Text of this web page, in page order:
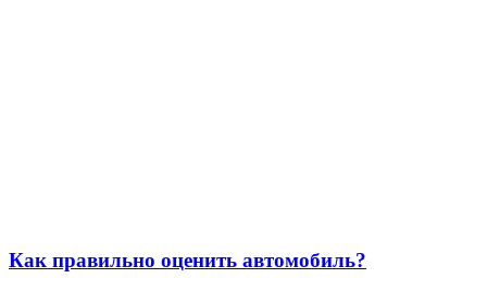
Как правильно оценить автомобиль?